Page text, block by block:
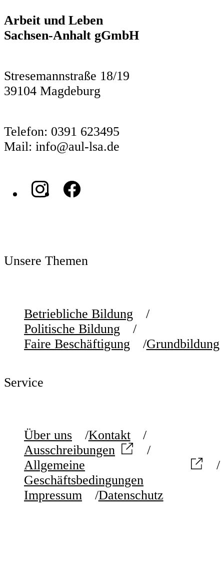
Arbeit und Leben
Sachsen-Anhalt gGmbH
Stresemannstraße 18/19
39104 Magdeburg
Telefon: 0391 623495
Mail: info@aul-lsa.de
Unsere Themen
Betriebliche Bildung
Politische Bildung
Faire Beschäftigung
Grundbildung
Service
Über uns
Kontakt
Ausschreibungen
Allgemeine
Geschäftsbedingungen
Impressum
Datenschutz